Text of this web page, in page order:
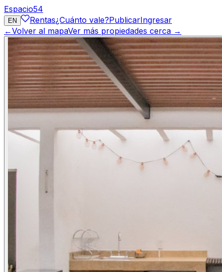
Espacio54
EN Rentas¿Cuánto vale?PublicarIngresar
←Volver al mapaVer más propiedades cerca →